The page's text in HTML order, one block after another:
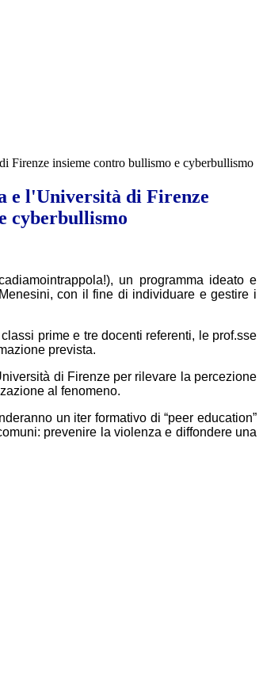
Firenze insieme contro bullismo e cyberbullismo
e l'Università di Firenze
cyberbullismo
un programma ideato e
con il fine di individuare e gestire i
prime e tre docenti referenti, le prof.sse
prevista.
di Firenze per rilevare la percezione
al fenomeno.
un iter formativo di “peer education”
prevenire la violenza e diffondere una